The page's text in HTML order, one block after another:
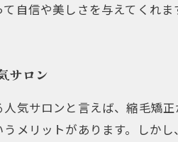
自信や美しさを与えてくれ
サロン
気サロンと言えば、縮毛矯
メリットがあります。しか